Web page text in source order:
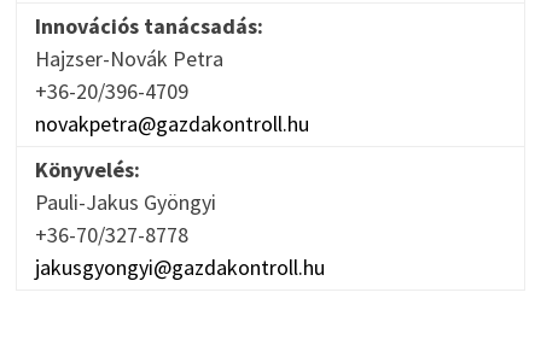
Innovációs tanácsadás:
Hajzser-Novák Petra
+36-20/396-4709
novakpetra@gazdakontroll.hu
Könyvelés:
Pauli-Jakus Gyöngyi
+36-70/327-8778
jakusgyongyi@gazdakontroll.hu